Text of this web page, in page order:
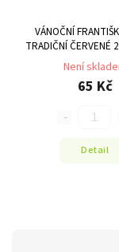
VÁNOČNÍ
TRADIČNÍ ČERVENÉ
Není
65 Kč
Detail